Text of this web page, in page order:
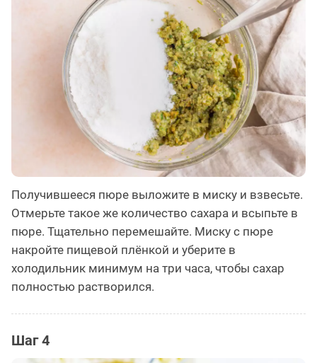
Получившееся пюре выложите в миску и взвесьте.
Отмерьте такое же количество сахара и всыпьте в
пюре. Тщательно перемешайте. Миску с пюре
накройте пищевой плёнкой и уберите в
холодильник минимум на три часа, чтобы сахар
полностью растворился.
Шаг 4